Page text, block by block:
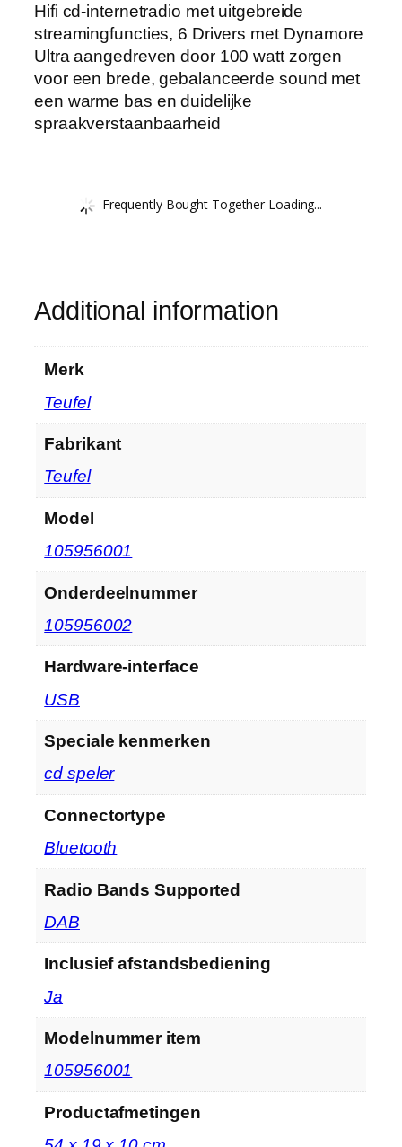
Hifi cd-internetradio met uitgebreide
streamingfuncties, 6 Drivers met Dynamore
Ultra aangedreven door 100 watt zorgen
voor een brede, gebalanceerde sound met
een warme bas en duidelijke
spraakverstaanbaarheid
Frequently Bought Together Loading...
Additional information
Merk
‎Teufel
Fabrikant
‎Teufel
Model
‎105956001
Onderdeelnummer
‎105956002
Hardware-interface
‎USB
Speciale kenmerken
‎cd speler
Connectortype
‎Bluetooth
Radio Bands Supported
‎DAB
Inclusief afstandsbediening
‎Ja
Modelnummer item
‎105956001
Productafmetingen